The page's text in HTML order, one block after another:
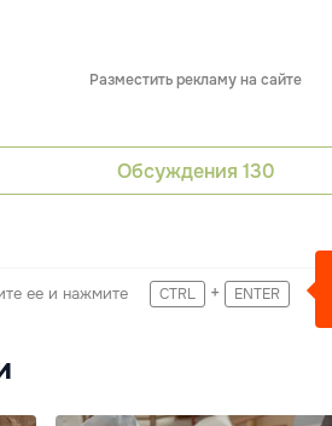
Разместить рекламу на сайте
Обсуждения 130
ее и нажмите CTRL + ENTER